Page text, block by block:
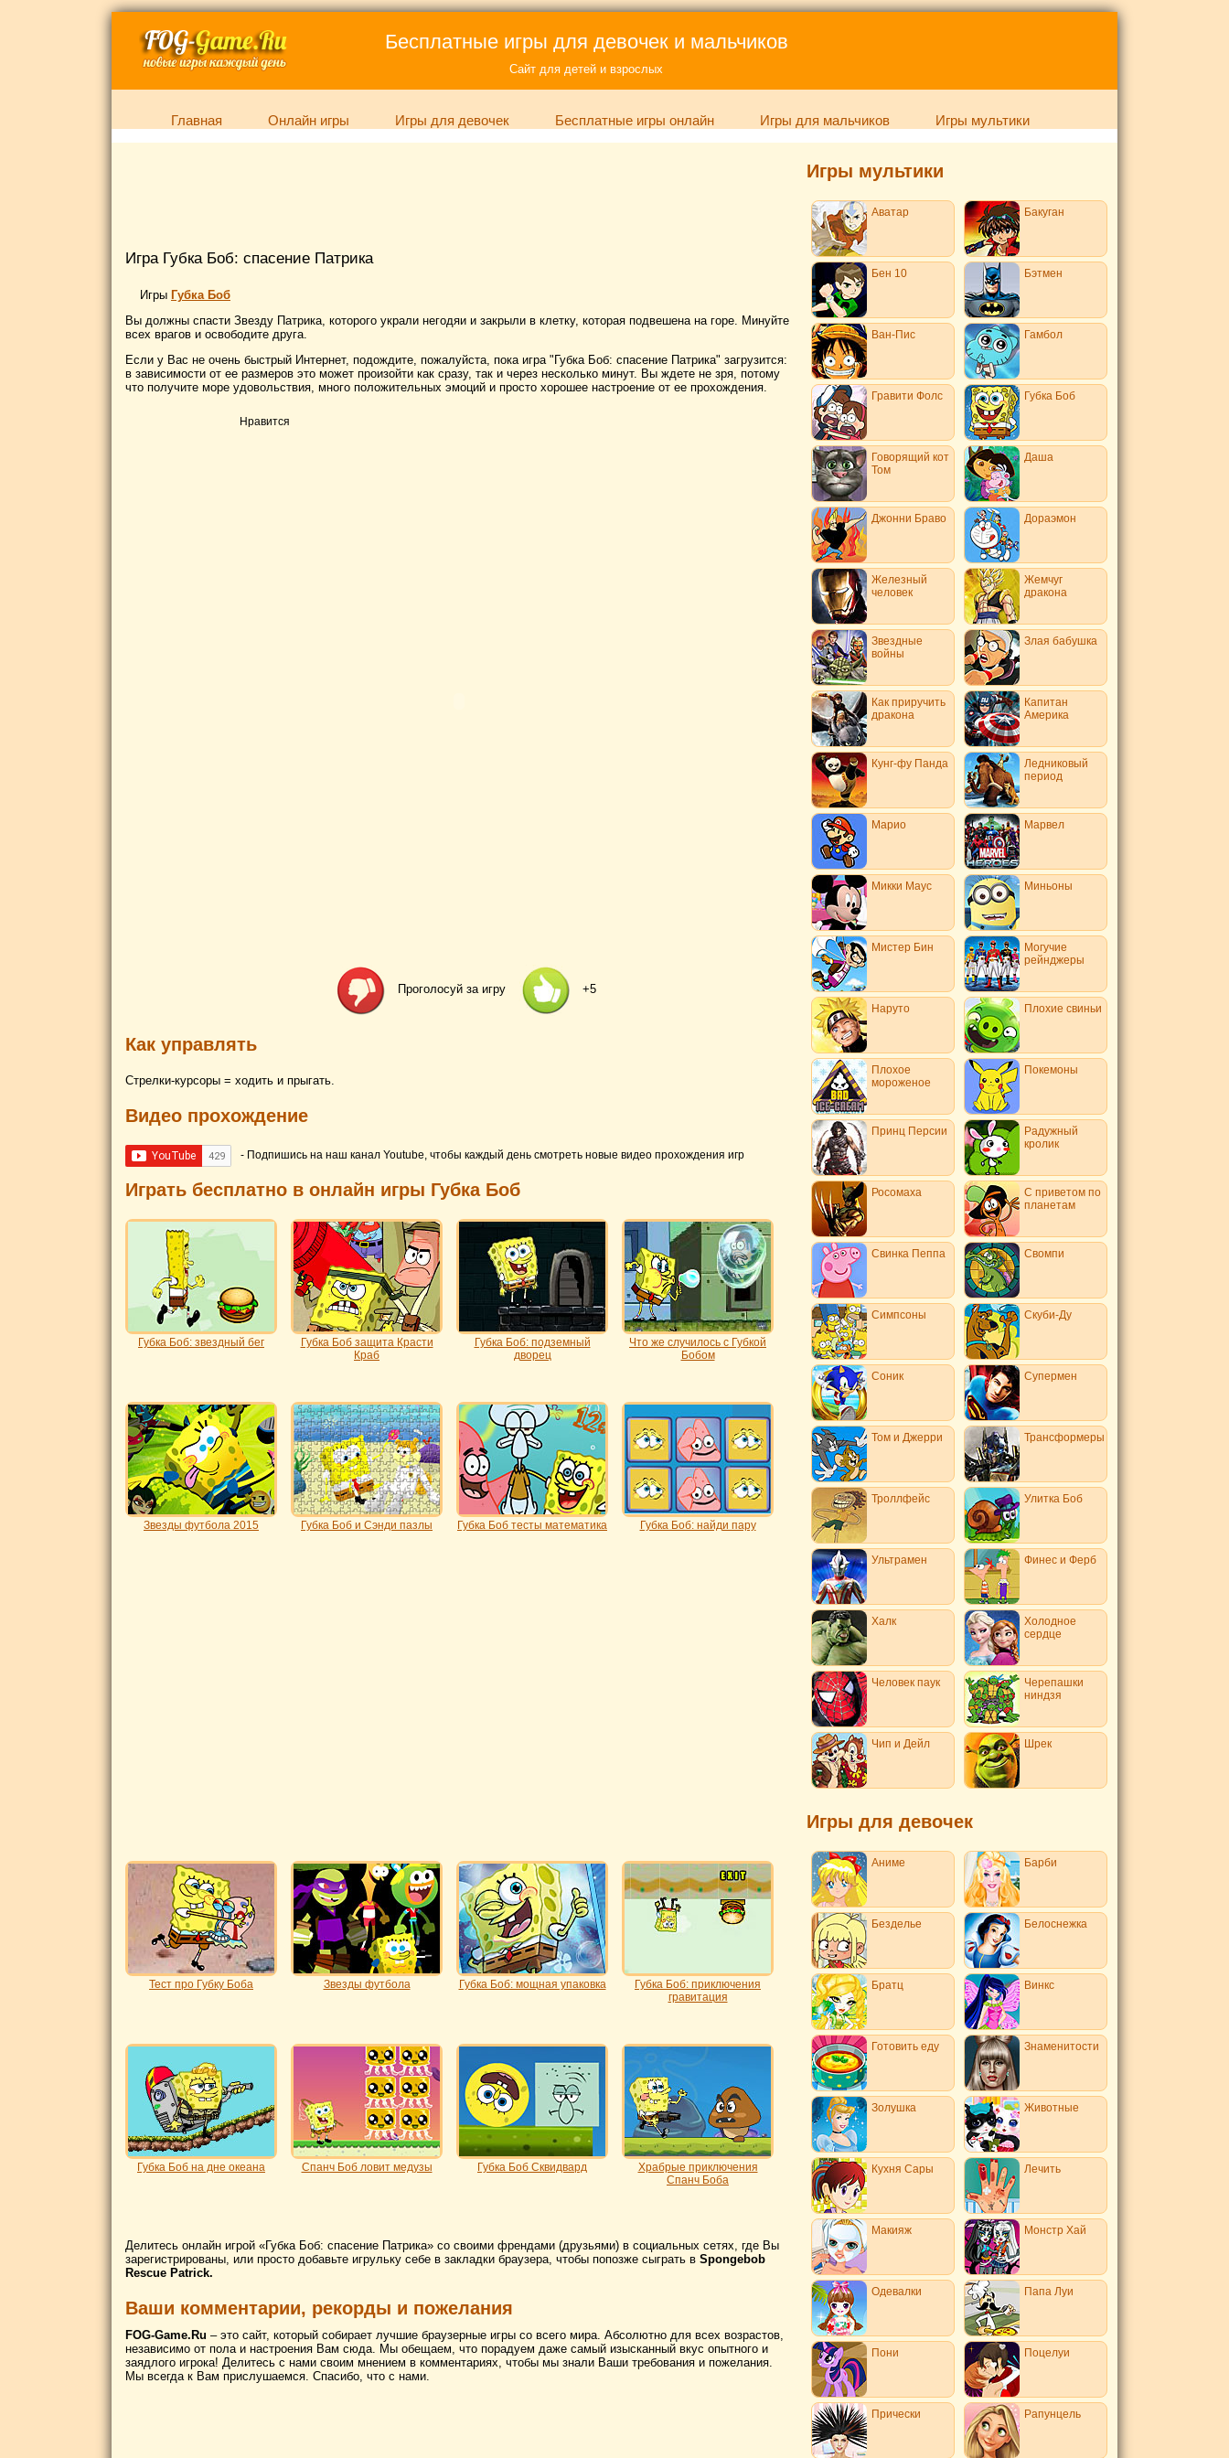
Бесплатные игры для девочек и мальчиков
Сайт для детей и взрослых
Главная Онлайн игры Игры для девочек Бесплатные игры онлайн Игры для мальчиков Игры мультики
Игра Губка Боб: спасение Патрика
Игры Губка Боб
Вы должны спасти Звезду Патрика, которого украли негодяи и закрыли в клетку, которая подвешена на горе. Минуйте
всех врагов и освободите друга.
Если у Вас не очень быстрый Интернет, подождите, пожалуйста, пока игра "Губка Боб: спасение Патрика" загрузится:
в зависимости от ее размеров это может произойти как сразу, так и через несколько минут. Вы ждете не зря, потому
что получите море удовольствия, много положительных эмоций и просто хорошее настроение от ее прохождения.
Нравится
Проголосуй за игру +5
Как управлять
Стрелки-курсоры = ходить и прыгать.
Видео прохождение
- Подпишись на наш канал Youtube, чтобы каждый день смотреть новые видео прохождения игр
Играть бесплатно в онлайн игры Губка Боб
Губка Боб: звездный бег
Губка Боб защита Красти
Краб
Губка Боб: подземный
дворец
Что же случилось с Губкой
Бобом
Звезды футбола 2015 Губка Боб и Сэнди пазлы Губка Боб тесты математика Губка Боб: найди пару
Тест про Губку Боба Звезды футбола Губка Боб: мощная упаковка
Губка Боб: приключения
гравитация
Губка Боб на дне океана Спанч Боб ловит медузы Губка Боб Сквидвард
Храбрые приключения
Спанч Боба
Делитесь онлайн игрой «Губка Боб: спасение Патрика» со своими френдами (друзьями) в социальных сетях, где Вы
зарегистрированы, или просто добавьте игрульку себе в закладки браузера, чтобы попозже сыграть в Spongebob
Rescue Patrick.
Ваши комментарии, рекорды и пожелания
FOG-Game.Ru – это сайт, который собирает лучшие браузерные игры со всего мира. Абсолютно для всех возрастов,
независимо от пола и настроения Вам сюда. Мы обещаем, что порадуем даже самый изысканный вкус опытного и
заядлого игрока! Делитесь с нами своим мнением в комментариях, чтобы мы знали Ваши требования и пожелания.
Мы всегда к Вам прислушаемся. Спасибо, что с нами.
Игры мультики
Аватар Бакуган
Бен 10 Бэтмен
Ван-Пис Гамбол
Гравити Фолс Губка Боб
Говорящий кот
Том
Даша
Джонни Браво Дораэмон
Железный
человек
Жемчуг
дракона
Звездные
войны
Злая бабушка
Как приручить
дракона
Капитан
Америка
Кунг-фу Панда
Ледниковый
период
Марио Марвел
Микки Маус Миньоны
Мистер Бин
Могучие
рейнджеры
Наруто Плохие свиньи
Плохое
мороженое
Покемоны
Принц Персии
Радужный
кролик
Росомаха
С приветом по
планетам
Свинка Пеппа Свомпи
Симпсоны Скуби-Ду
Соник Супермен
Том и Джерри Трансформеры
Троллфейс Улитка Боб
Ультрамен Финес и Ферб
Халк
Холодное
сердце
Человек паук
Черепашки
ниндзя
Чип и Дейл Шрек
Игры для девочек
Аниме Барби
Безделье Белоснежка
Братц Винкс
Готовить еду Знаменитости
Золушка Животные
Кухня Сары Лечить
Макияж Монстр Хай
Одевалки Папа Луи
Пони Поцелуи
Прически Рапунцель